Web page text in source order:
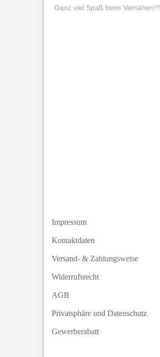
Ganz viel Spaß beim Vernähen!!!
Impressum
Kontaktdaten
Versand- & Zahlungsweise
Widerrufsrecht
AGB
Privatsphäre und Datenschutz
Gewerberabatt